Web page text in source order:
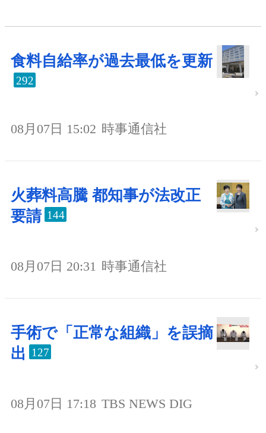
食料自給率が過去最低を更新
292
08月07日 15:02 時事通信社
火葬料高騰 都知事が法改正
要請 144
08月07日 20:31 時事通信社
手術で「正常な組織」を誤摘
出
127
08月07日 17:18 TBS NEWS DIG